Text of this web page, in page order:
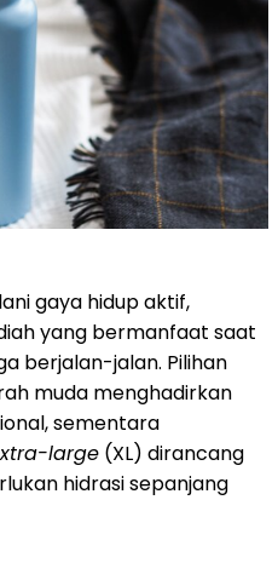
gaya hidup aktif,
yang bermanfaat saat
berjalan-jalan. Pilihan
muda menghadirkan
sementara
large (XL) dirancang
hidrasi sepanjang